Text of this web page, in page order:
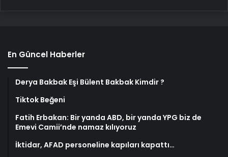
En Güncel Haberler
Derya Bakbak Eşi Bülent Bakbak Kimdir ?
Tiktok Beğeni
Fatih Erbakan: Bir yanda ABD, bir yanda YPG biz de
Emevi Camii’nde namaz kılıyoruz
İktidar, AFAD personeline kapıları kapattı…